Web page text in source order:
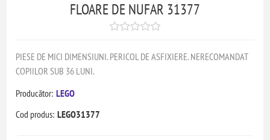
FLOARE DE NUFAR 31377
PIESE DE MICI DIMENSIUNI. PERICOL DE ASFIXIERE. NERECOMANDAT
COPIILOR SUB 36 LUNI.
Producător: LEGO
Cod produs: LEGO31377